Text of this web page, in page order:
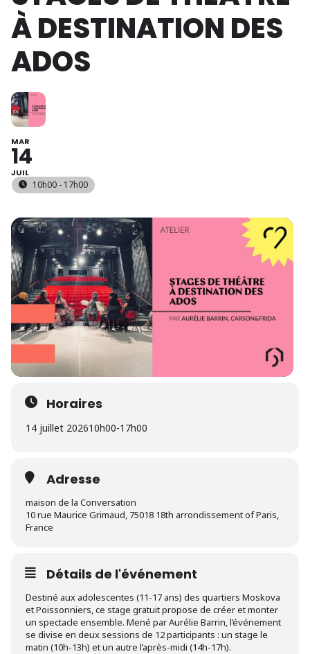
À DESTINATION DES
ADOS
MAR
14
JUIL
10h00 - 17h00
Horaires
14 juillet 202610h00-17h00
Adresse
maison de la Conversation
10 rue Maurice Grimaud, 75018 18th arrondissement of Paris,
France
Détails de l'événement
Destiné aux adolescentes (11-17 ans) des quartiers Moskova
et Poissonniers, ce stage gratuit propose de créer et monter
un spectacle ensemble. Mené par Aurélie Barrin, l’événement
se divise en deux sessions de 12 participants : un stage le
matin (10h-13h) et un autre l’après-midi (14h-17h).